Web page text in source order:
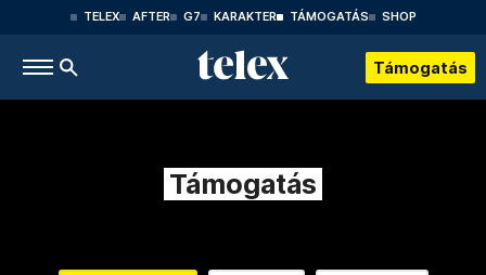
TELEX AFTER G7 KARAKTER TÁMOGATÁS SHOP
Támogatás
Támogatás